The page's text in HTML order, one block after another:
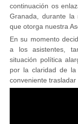
continuación os
Granada, durante la
que otorga nuestra
En su momento
a los asistentes,
situación política
por la claridad de la
conveniente